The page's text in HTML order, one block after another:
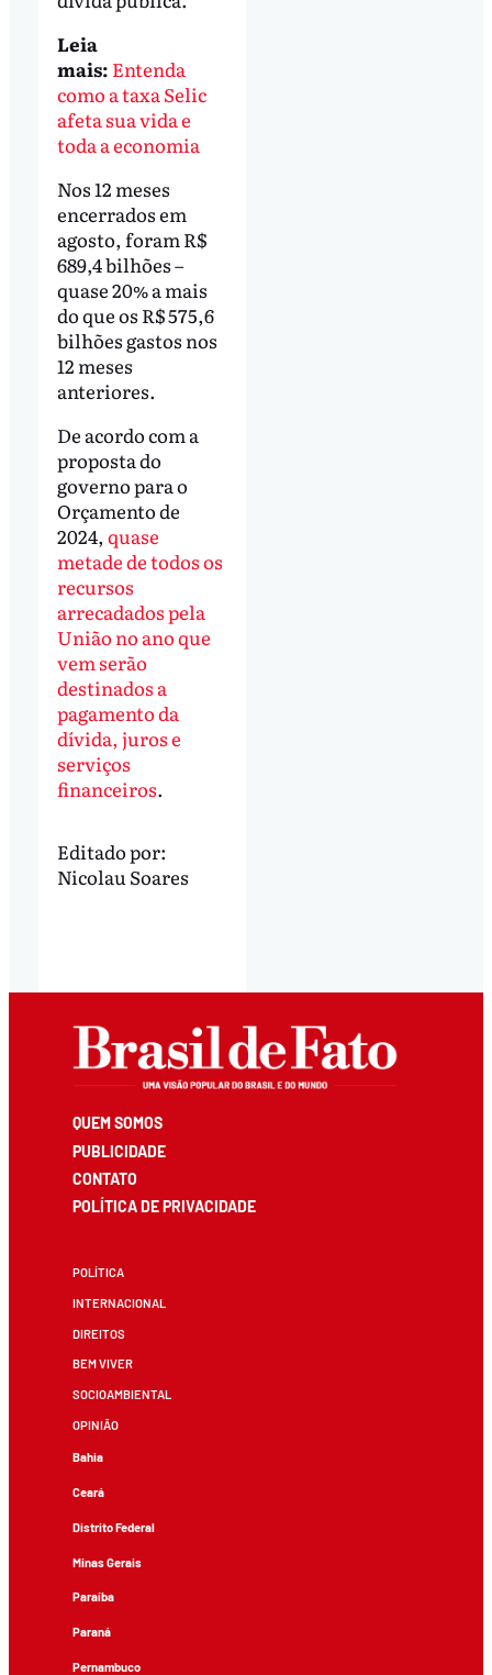
Leia
mais: Entenda
como a taxa Selic
afeta sua vida e
toda a economia
Nos 12 meses
encerrados em
agosto, foram R$
689,4 bilhões –
quase 20% a mais
do que os R$ 575,6
bilhões gastos nos
12 meses
anteriores.
De acordo com a
proposta do
governo para o
Orçamento de
2024, quase
metade de todos os
recursos
arrecadados pela
União no ano que
vem serão
destinados a
pagamento da
dívida, juros e
serviços
financeiros.
Editado por:
Nicolau Soares
QUEM SOMOS
PUBLICIDADE
CONTATO
POLÍTICA DE PRIVACIDADE
POLÍTICA
INTERNACIONAL
DIREITOS
BEM VIVER
SOCIOAMBIENTAL
OPINIÃO
Bahia
Ceará
Distrito Federal
Minas Gerais
Paraíba
Paraná
Pernambuco